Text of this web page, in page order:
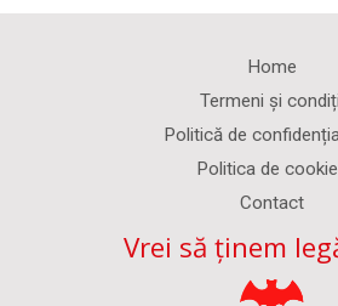
Home
Termeni și
Politică de
Politica de
Contact
Vrei să ținem